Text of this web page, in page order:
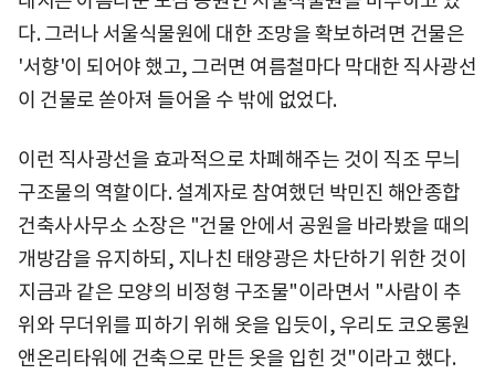
다. 그러나 서울식물원에 대한 조망을 확보하려면 건물은
'서향'이 되어야 했고, 그러면 여름철마다 막대한 직사광선
이 건물로 쏟아져 들어올 수 밖에 없었다.
이런 직사광선을 효과적으로 차폐해주는 것이 직조 무늬
구조물의 역할이다. 설계자로 참여했던 박민진 해안종합
건축사사무소 소장은 "건물 안에서 공원을 바라봤을 때의
개방감을 유지하되, 지나친 태양광은 차단하기 위한 것이
지금과 같은 모양의 비정형 구조물"이라면서 "사람이 추
위와 무더위를 피하기 위해 옷을 입듯이, 우리도 코오롱원
앤온리타워에 건축으로 만든 옷을 입힌 것"이라고 했다.